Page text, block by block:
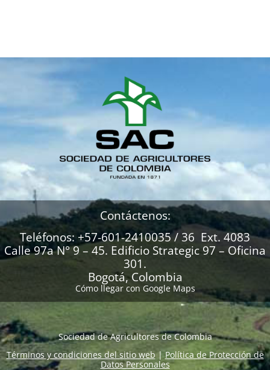
Contáctenos:
Teléfonos: +57-601-2410035 / 36 Ext. 4083
Calle 97a N° 9 – 45. Edificio Strategic 97 – Oficina
301.
Bogotá, Colombia
Cómo llegar con Google Maps
Sociedad de Agricultores de Colombia
Términos y condiciones del sitio web|Política de Protección de
Datos Personales